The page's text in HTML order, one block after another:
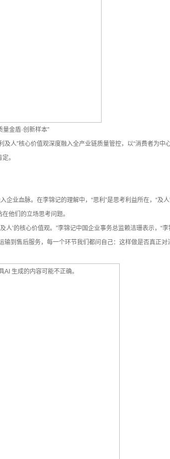
量金盾·创新样本”
人”核心价值观深度融入全产业链质量管控，以“消费者为中
。
业血脉。在李锦记的理解中，“思利”是思考利益所在，“及人
他们的立场思考问题。
人’的核心价值观。”李锦记中国企业事务总监赖洁珊表示，“李
输到售后服务，每一个环节我们都问自己：这样做是否真正对